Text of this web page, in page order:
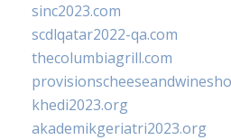
sinc2023.com
scdlqatar2022-qa.com
thecolumbiagrill.com
khedi2023.org
akademikgeriatri2023.org